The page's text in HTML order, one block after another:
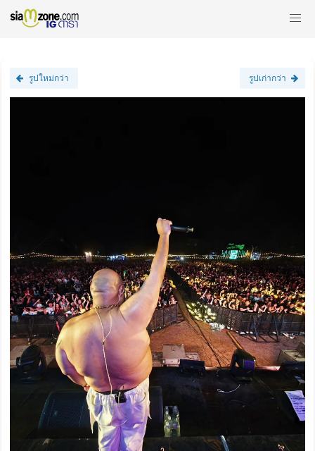
รูปใหม่กว่า รูปเก่ากว่า